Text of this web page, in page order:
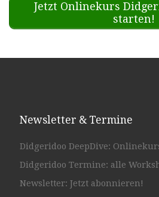
Jetzt Onlinekurs
starten!
Newsletter & Termine
Didgeridoo DeepDive:
Didgeridoo Termine: alle
Newsletter: Jetzt abonnieren!